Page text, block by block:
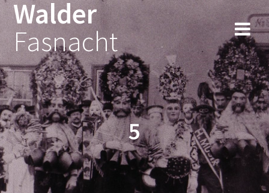
Walder
Fasnacht
5